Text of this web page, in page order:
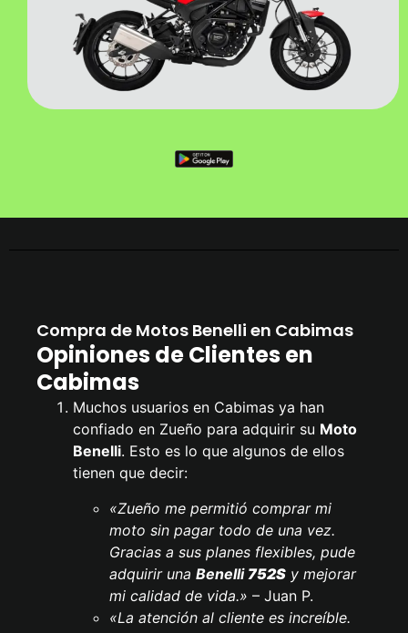
Compra de Motos Benelli en Cabimas
Opiniones de Clientes en
Cabimas
Muchos usuarios en Cabimas ya han
confiado en Zueño para adquirir su Moto
Benelli. Esto es lo que algunos de ellos
tienen que decir:
«Zueño me permitió comprar mi
moto sin pagar todo de una vez.
Gracias a sus planes flexibles, pude
adquirir una Benelli 752S y mejorar
mi calidad de vida.» – Juan P.
«La atención al cliente es increíble.